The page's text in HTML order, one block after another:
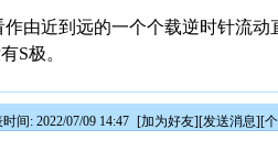
由近到远的一个个载逆时针流
S极。
间: 2022/07/09 14:47 [加为好友][发送消息][